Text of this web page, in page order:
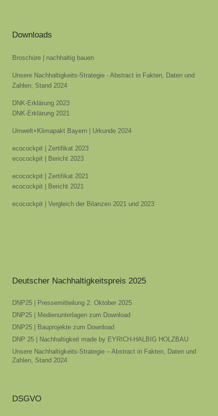
Downloads
Broschüre | nachhaltig bauen
Unsere Nachhaltigkeits-Strategie - Abstract in Fakten, Daten und
Zahlen, Stand 2024
DNK-Erklärung 2023
DNK-Erklärung 2021
Umwelt+Klimapakt Bayern | Urkunde 2024
ecocockpit | Zertifikat 2023
ecocockpit | Bericht 2023
ecocockpit | Zertifikat 2021
ecocockpit | Bericht 2021
ecocockpit | Vergleich der Bilanzen 2021 und 2023
Deutscher Nachhaltigkeitspreis 2025
DNP25 | Pressemitteilung 2. Oktober 2025
DNP25 | Medienunterlagen zum Download
DNP25 | Bauprojekte zum Download
DNP 25 | Nachhaltigkeit made by EYRICH-HALBIG HOLZBAU
Unsere Nachhaltigkeits-Strategie – Abstract in Fakten, Daten und
Zahlen, Stand 2024
DSGVO